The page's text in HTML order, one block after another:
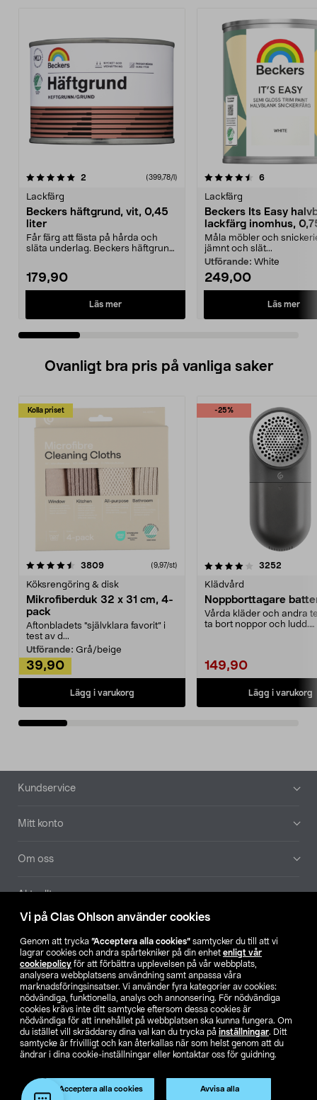
Vi på Clas Ohlson använder cookies
Genom att trycka ”Acceptera alla cookies” samtycker du till att vi
lagrar cookies och andra spårtekniker på din enhet enligt vår
cookiepolicy för att förbättra upplevelsen på vår webbplats,
analysera webbplatsens användning samt anpassa våra
marknadsföringsinsatser. Vi använder fyra kategorier av cookies:
nödvändiga, funktionella, analys och annonsering. För nödvändiga
cookies krävs inte ditt samtycke eftersom dessa cookies är
nödvändiga för att innehållet på webbplatsen ska kunna fungera. Om
du istället vill skräddarsy dina val kan du trycka på inställningar. Ditt
samtycke är frivilligt och kan återkallas när som helst genom att du
ändrar i dina cookie-inställningar eller kontaktar oss för guidning.
Acceptera alla cookies Avvisa alla
2 (399,78/l)
Lackfärg
Beckers häftgrund, vit, 0,45
liter
Får färg att fästa på hårda och
släta underlag. Beckers häftgrund
179,90
Läs mer
4.5 av 5 stjärnor 6recensioner
Lackfärg
Beckers Its Easy
lackfärg inomhus,
Måla möbler och
jämnt och slät...
Utförande: White
249,00
Läs mer
3.5 av 5 stjärnor
Ovanligt bra pris på vanliga saker
Kolla priset
3809recensioner (9,97/st)
Köksrengöring & disk
Mikrofiberduk 32 x 31 cm, 4-
pack
Aftonbladets "självklara favorit” i
test av d...
Utförande: Grå/beige
39,90
Lägg i varukorg
-25%
4.0av 5 stjärnor 3252
Klädvård
Noppborttagare
Vårda kläder och andra
ta bort noppor och ludd.
149,90
Lägg i varukorg
4.5av 5 stjärnor
Sidfot
Kundservice
Mitt konto
Om oss
Aktuellt
Hitta butik
SE NO FI
Köpvillkor Privacy statement Klubbvillkor För företag